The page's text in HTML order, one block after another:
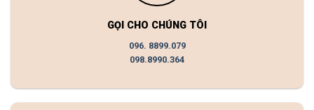
GỌI CHO CHÚNG TÔI
096. 8899.079
098.8990.364